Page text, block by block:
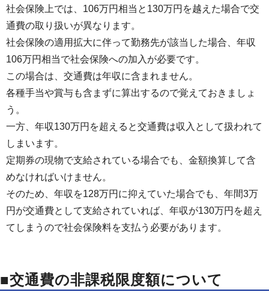
社会保険上では、106万円相当と130万円を越えた場合で交
通費の取り扱いが異なります。
社会保険の適用拡大に伴って勤務先が該当した場合、年収
106万円相当で社会保険への加入が必要です。
この場合は、交通費は年収に含まれません。
各種手当や賞与も含まずに算出するので覚えておきましょ
う。
一方、年収130万円を超えると交通費は収入として扱われて
しまいます。
定期券の現物で支給されている場合でも、金額換算して含
めなければいけません。
そのため、年収を128万円に抑えていた場合でも、年間3万
円が交通費として支給されていれば、年収が130万円を超え
てしまうので社会保険料を支払う必要があります。
■交通費の非課税限度額について